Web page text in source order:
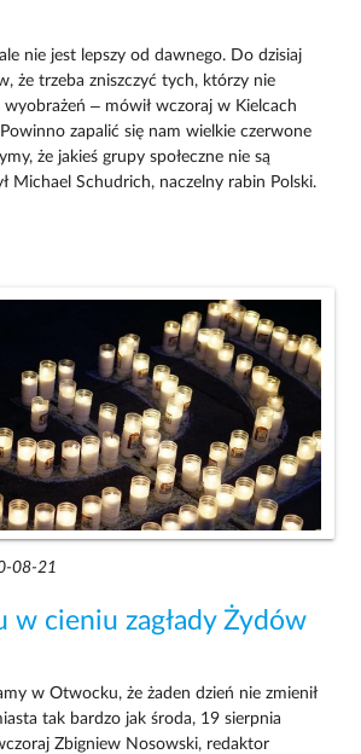
nie jest lepszy od dawnego. Do dzisiaj
że trzeba zniszczyć tych, którzy nie
wyobrażeń – mówił wczoraj w Kielcach
Powinno zapalić się nam wielkie czerwone
że jakieś grupy społeczne nie są
Michael Schudrich, naczelny rabin Polski.
08-21
w cieniu zagłady Żydów
w Otwocku, że żaden dzień nie zmienił
tak bardzo jak środa, 19 sierpnia
Zbigniew Nosowski, redaktor